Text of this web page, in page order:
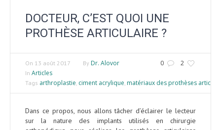
DOCTEUR, C’EST QUOI UNE
PROTHÈSE ARTICULAIRE ?
0 2
On 13 août 2017 By Dr. Alovor
In Articles
Tags arthroplastie ciment acrylique matériaux des prothèses
Dans ce propos, nous allons tâcher d’éclairer le lecteur
sur la nature des implants utilisés en chirurgie